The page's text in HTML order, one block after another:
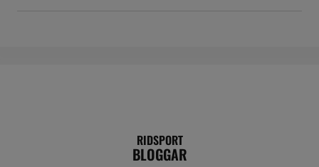
RIDSPORT
BLOGGAR